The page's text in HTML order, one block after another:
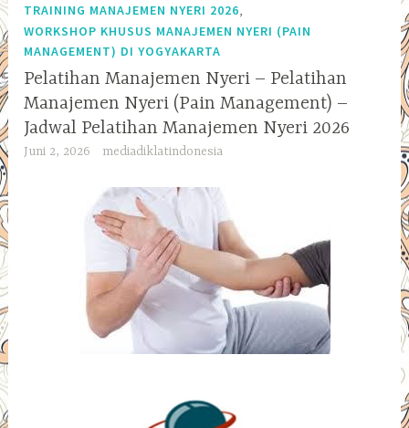
TRAINING MANAJEMEN NYERI 2026
WORKSHOP KHUSUS MANAJEMEN NYERI (PAIN
MANAGEMENT) DI YOGYAKARTA
Pelatihan Manajemen Nyeri – Pelatihan
Manajemen Nyeri (Pain Management) –
Jadwal Pelatihan Manajemen Nyeri 2026
Juni 2, 2026 mediadiklatindonesia